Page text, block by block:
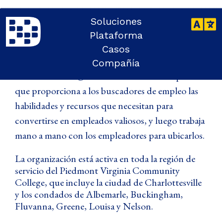
Soluciones
Plataforma
Casos
Compañía
CASO DE ESTUDIO
Network2Work
que proporciona a los buscadores de empleo las
habilidades y recursos que necesitan para
convertirse en empleados valiosos, y luego trabaja
mano a mano con los empleadores para ubicarlos.
La organización está activa en toda la región de
servicio del Piedmont Virginia Community
College, que incluye la ciudad de Charlottesville
y los condados de Albemarle, Buckingham,
Fluvanna, Greene, Louisa y Nelson.